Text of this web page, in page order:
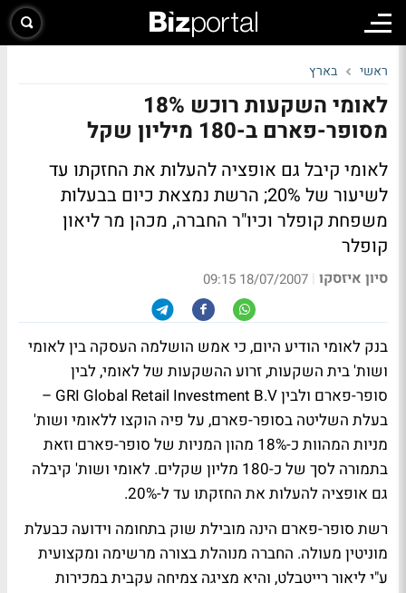
ראשי בארץ
לאומי השקעות רוכש 18%
מסופר-פארם ב-180 מיליון שקל
לאומי קיבל גם אופציה להעלות את החזקתו עד
לשיעור של 20%; הרשת נמצאת כיום בבעלות
משפחת קופלר וכיו"ר החברה, מכהן מר ליאון
קופלר
סיון איזסקו |
18/07/2007 09:15
בנק לאומי הודיע היום, כי אמש הושלמה העסקה בין לאומי
ושות' בית השקעות, זרוע ההשקעות של לאומי, לבין
סופר-פארם ולבין GRI Global Retail Investment B.V –
בעלת השליטה בסופר-פארם, על פיה הוקצו ללאומי ושות'
מניות המהוות כ-18% מהון המניות של סופר-פארם וזאת
בתמורה לסך של כ-180 מליון שקלים. לאומי ושות' קיבלה
גם אופציה להעלות את החזקתו עד ל-20%.
רשת סופר-פארם הינה מובילת שוק בתחומה וידועה כבעלת
מוניטין מעולה. החברה מנוהלת בצורה מרשימה ומקצועית
ע"י ליאור רייטבלט, והיא מציגה צמיחה עקבית במכירות